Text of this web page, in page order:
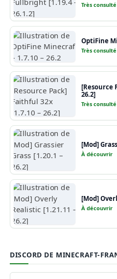
Très
OptiFine
Très
[Resource
26.2]
Très
[Mod]
À découvrir
[Mod]
À découvrir
DISCORD DE MINECRAFT-